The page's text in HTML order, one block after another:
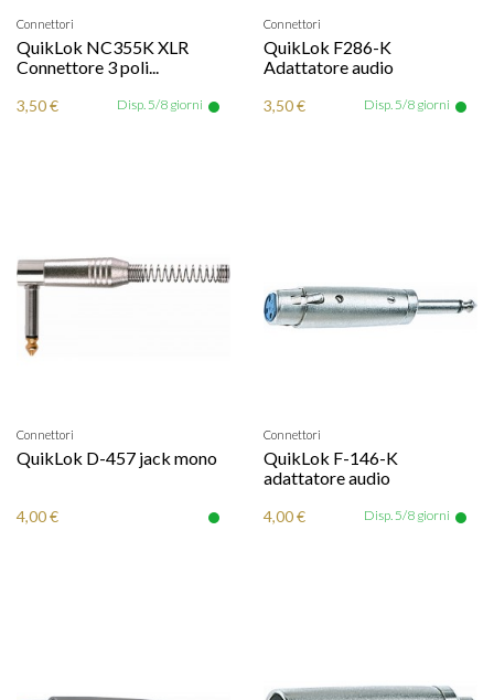
Connettori
QuikLok NC355K XLR
Connettore 3 poli...
3,50 € Disp. 5/8 giorni
Connettori
QuikLok F286-K
Adattatore audio
3,50 € Disp. 5/8 giorni
Connettori
QuikLok D-457 jack mono
4,00 €
Connettori
QuikLok F-146-K
adattatore audio
4,00 € Disp. 5/8 giorni